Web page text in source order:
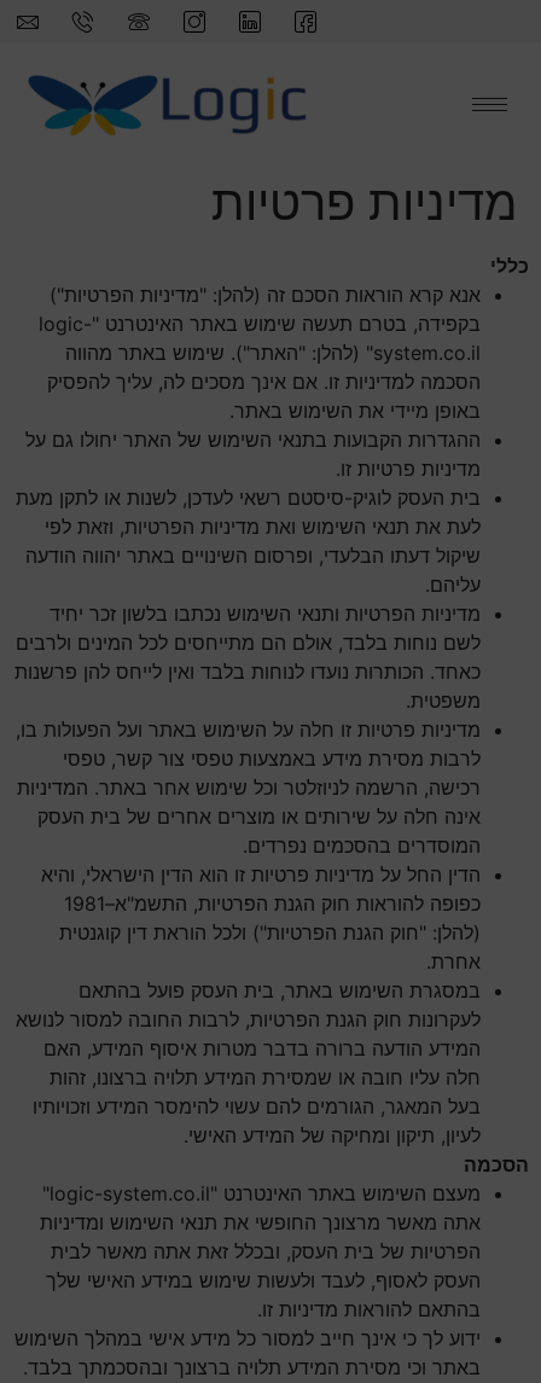
מדיניות פרטיות
כללי
אנא קרא הוראות הסכם זה (להלן: "מדיניות הפרטיות")
בקפידה, בטרם תעשה שימוש באתר האינטרנט "logic-
system.co.il" (להלן: "האתר"). שימוש באתר מהווה
הסכמה למדיניות זו. אם אינך מסכים לה, עליך להפסיק
באופן מיידי את השימוש באתר.
ההגדרות הקבועות בתנאי השימוש של האתר יחולו גם על
מדיניות פרטיות זו.
בית העסק לוגיק-סיסטם רשאי לעדכן, לשנות או לתקן מעת
לעת את תנאי השימוש ואת מדיניות הפרטיות, וזאת לפי
שיקול דעתו הבלעדי, ופרסום השינויים באתר יהווה הודעה
עליהם.
מדיניות הפרטיות ותנאי השימוש נכתבו בלשון זכר יחיד
לשם נוחות בלבד, אולם הם מתייחסים לכל המינים ולרבים
כאחד. הכותרות נועדו לנוחות בלבד ואין לייחס להן פרשנות
משפטית.
מדיניות פרטיות זו חלה על השימוש באתר ועל הפעולות בו,
לרבות מסירת מידע באמצעות טפסי צור קשר, טפסי
רכישה, הרשמה לניוזלטר וכל שימוש אחר באתר. המדיניות
אינה חלה על שירותים או מוצרים אחרים של בית העסק
המוסדרים בהסכמים נפרדים.
הדין החל על מדיניות פרטיות זו הוא הדין הישראלי, והיא
כפופה להוראות חוק הגנת הפרטיות, התשמ"א–1981
(להלן: "חוק הגנת הפרטיות") ולכל הוראת דין קוגנטית
אחרת.
במסגרת השימוש באתר, בית העסק פועל בהתאם
לעקרונות חוק הגנת הפרטיות, לרבות החובה למסור לנושא
המידע הודעה ברורה בדבר מטרות איסוף המידע, האם
חלה עליו חובה או שמסירת המידע תלויה ברצונו, זהות
בעל המאגר, הגורמים להם עשוי להימסר המידע וזכויותיו
לעיון, תיקון ומחיקה של המידע האישי.
הסכמה
מעצם השימוש באתר האינטרנט "logic-system.co.il"
אתה מאשר מרצונך החופשי את תנאי השימוש ומדיניות
הפרטיות של בית העסק, ובכלל זאת אתה מאשר לבית
העסק לאסוף, לעבד ולעשות שימוש במידע האישי שלך
בהתאם להוראות מדיניות זו.
ידוע לך כי אינך חייב למסור כל מידע אישי במהלך השימוש
באתר וכי מסירת המידע תלויה ברצונך ובהסכמתך בלבד.